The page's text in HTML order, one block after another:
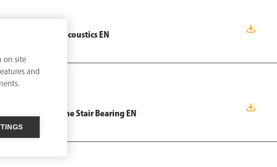
Building Acoustics EN
guideline Stair Bearing EN
on site
and